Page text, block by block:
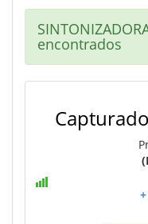
encontrados